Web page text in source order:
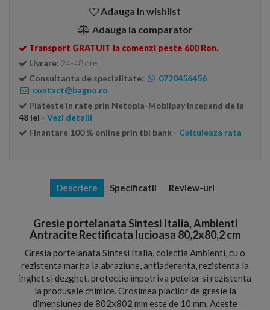
Adauga in wishlist
Adauga la comparator
Transport GRATUIT la comenzi peste 600 Ron.
Livrare: 24-48 ore
Consultanta de specialitate:
0720456456
contact@bagno.ro
Plateste in rate prin Netopia-Mobilpay incepand de la
48 lei - Vezi detalii
Finantare 100 % online prin tbi bank - Calculeaza rata
Descriere Specificatii Review-uri
Gresie portelanata Sintesi Italia, Ambienti
Antracite Rectificata lucioasa 80,2x80,2 cm
Gresia portelanata Sintesi Italia, colectia Ambienti, cu o
rezistenta marita la abraziune, antiaderenta, rezistenta la
inghet si dezghet, protectie impotriva petelor si rezistenta
la produsele chimice. Grosimea placilor de gresie la
dimensiunea de 802x802 mm este de 10 mm. Aceste